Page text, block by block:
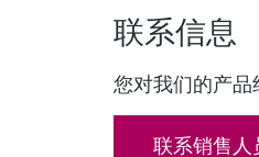
联系信息
您对我们的产品
联系销售人